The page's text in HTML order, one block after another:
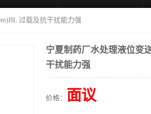
过载及抗干扰能力强
宁夏制药厂水处理液位变
干扰能力强
价格： 面议